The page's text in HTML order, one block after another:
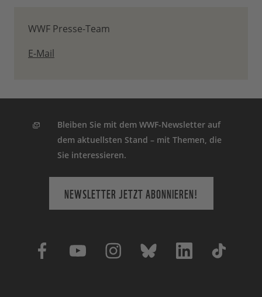
WWF Presse-Team
E-Mail
Bleiben Sie mit dem WWF-Newsletter auf
dem aktuellsten Stand – mit Themen, die
Sie interessieren.
NEWSLETTER JETZT ABONNIEREN!